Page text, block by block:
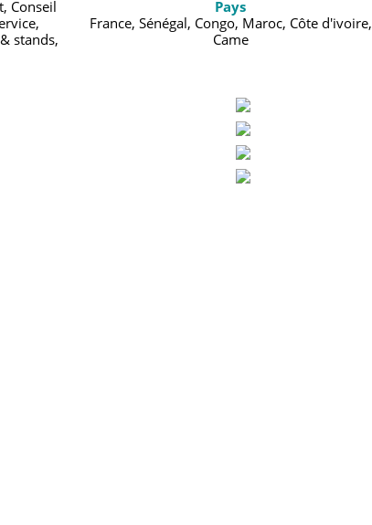
Conseil
stands,
Pays
France, Sénégal, Congo, Maroc, Côte d'ivoire,
Came